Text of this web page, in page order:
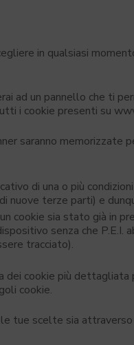
in qualsiasi
ad un pannello che ti
i cookie presenti su
saranno memorizzate
di una o più
nuove terze parti) e
un cookie sia stato già in
senza che P.E.I.
tracciato).
dei cookie più
cookie.
tue scelte sia